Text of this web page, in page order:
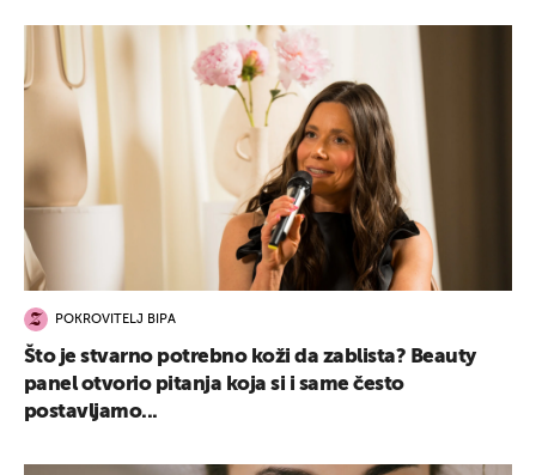
POKROVITELJ BIPA
Što je stvarno potrebno koži da zablista? Beauty
panel otvorio pitanja koja si i same često
postavljamo...